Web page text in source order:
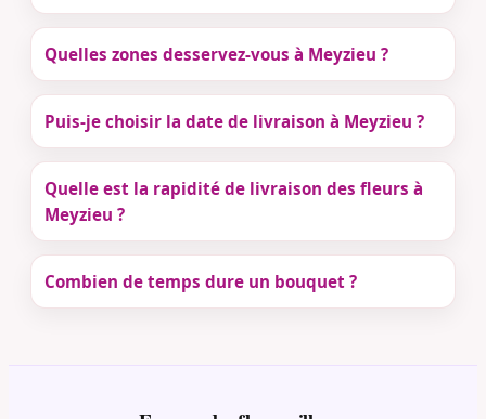
Quelles zones desservez-vous à Meyzieu ?
Puis-je choisir la date de livraison à Meyzieu ?
Quelle est la rapidité de livraison des fleurs à
Meyzieu ?
Combien de temps dure un bouquet ?